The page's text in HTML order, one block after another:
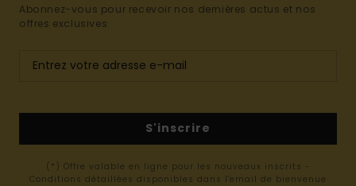
Abonnez-vous pour recevoir nos dernières actus et nos
offres exclusives.
S'inscrire
(*) Offre valable en ligne pour les nouveaux inscrits -
Conditions détaillées disponibles dans l'email de bienvenue